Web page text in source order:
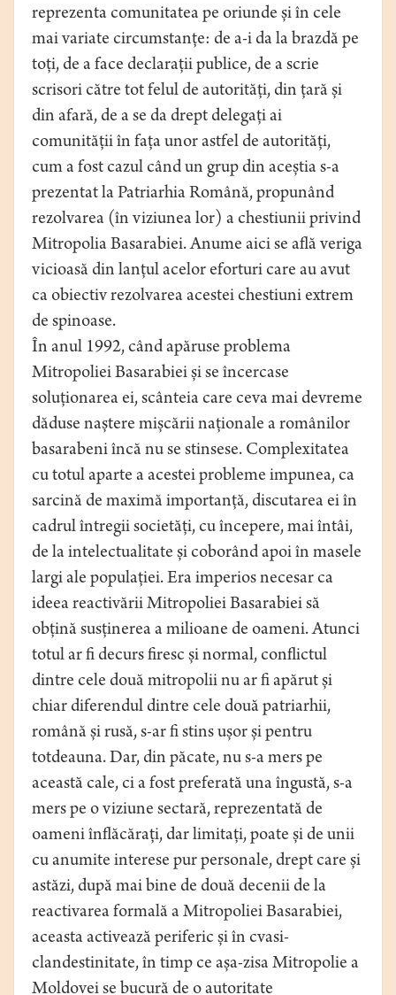
reprezenta comunitatea pe oriunde și în cele
mai variate circumstanțe: de a-i da la brazdă pe
toți, de a face declarații publice, de a scrie
scrisori către tot felul de autorități, din țară și
din afară, de a se da drept delegați ai
comunității în fața unor astfel de autorități,
cum a fost cazul când un grup din aceștia s-a
prezentat la Patriarhia Română, propunând
rezolvarea (în viziunea lor) a chestiunii privind
Mitropolia Basarabiei. Anume aici se află veriga
vicioasă din lanțul acelor eforturi care au avut
ca obiectiv rezolvarea acestei chestiuni extrem
de spinoase.
În anul 1992, când apăruse problema
Mitropoliei Basarabiei și se încercase
soluționarea ei, scânteia care ceva mai devreme
dăduse naștere mișcării naționale a românilor
basarabeni încă nu se stinsese. Complexitatea
cu totul aparte a acestei probleme impunea, ca
sarcină de maximă importanță, discutarea ei în
cadrul întregii societăți, cu începere, mai întâi,
de la intelectualitate și coborând apoi în masele
largi ale populației. Era imperios necesar ca
ideea reactivării Mitropoliei Basarabiei să
obțină susținerea a milioane de oameni. Atunci
totul ar fi decurs firesc și normal, conflictul
dintre cele două mitropolii nu ar fi apărut și
chiar diferendul dintre cele două patriarhii,
română și rusă, s-ar fi stins ușor și pentru
totdeauna. Dar, din păcate, nu s-a mers pe
această cale, ci a fost preferată una îngustă, s-a
mers pe o viziune sectară, reprezentată de
oameni înflăcărați, dar limitați, poate și de unii
cu anumite interese pur personale, drept care și
astăzi, după mai bine de două decenii de la
reactivarea formală a Mitropoliei Basarabiei,
aceasta activează periferic și în cvasi-
clandestinitate, în timp ce așa-zisa Mitropolie a
Moldovei se bucură de o autoritate